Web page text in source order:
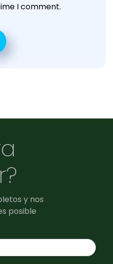
I comment.
y nos
posible